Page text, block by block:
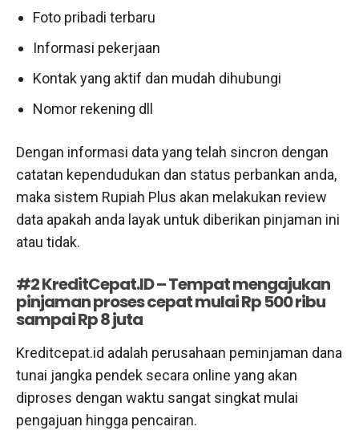
Foto pribadi terbaru
Informasi pekerjaan
Kontak yang aktif dan mudah dihubungi
Nomor rekening dll
Dengan informasi data yang telah sincron dengan
catatan kependudukan dan status perbankan anda,
maka sistem Rupiah Plus akan melakukan review
data apakah anda layak untuk diberikan pinjaman ini
atau tidak.
#2 KreditCepat.ID – Tempat mengajukan
pinjaman proses cepat mulai Rp 500 ribu
sampai Rp 8 juta
Kreditcepat.id adalah perusahaan peminjaman dana
tunai jangka pendek secara online yang akan
diproses dengan waktu sangat singkat mulai
pengajuan hingga pencairan.